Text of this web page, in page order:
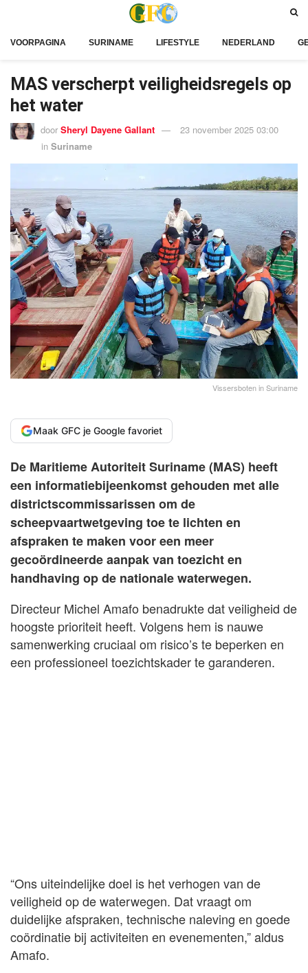
VOORPAGINA SURINAME LIFESTYLE NEDERLAND
MAS verscherpt veiligheidsregels op
het water
door Sheryl Dayene Gallant
23 november 2025 03:00
in Suriname
Vissersboten in Suriname
Maak GFC je Google favoriet
De Maritieme Autoriteit Suriname (MAS) heeft
een informatiebijeenkomst gehouden met alle
districtscommissarissen om de
scheepvaartwetgeving toe te lichten en
afspraken te maken voor een meer
gecoördineerde aanpak van toezicht en
handhaving op de nationale waterwegen.
Directeur Michel Amafo benadrukte dat veiligheid de
hoogste prioriteit heeft. Volgens hem is nauwe
samenwerking cruciaal om risico’s te beperken en
een professioneel toezichtskader te garanderen.
“Ons uiteindelijke doel is het verhogen van de
veiligheid op de waterwegen. Dat vraagt om
duidelijke afspraken, technische naleving en goede
coördinatie bij activiteiten en evenementen,” aldus
Amafo.